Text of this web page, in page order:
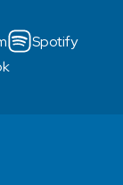
Spotify